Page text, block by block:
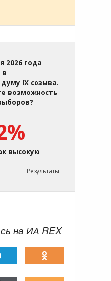
2026 года
в
IX созыва.
возможность
высокую
Результаты
на ИА REX